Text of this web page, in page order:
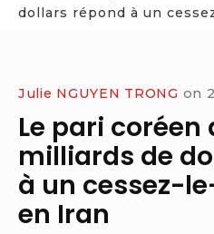
dollars répond à un
Julie NGUYEN TRONG on
Le pari coréen
milliards de
à un cessez-
en Iran